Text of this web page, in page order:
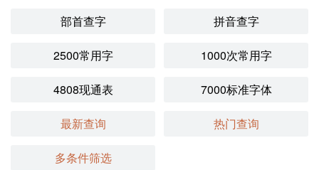
部首查字 拼音查字
2500常用字 1000次常用字
4808现通表 7000标准字体
最新查询 热门查询
多条件筛选